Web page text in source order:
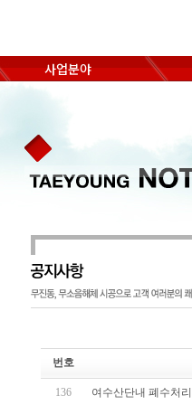
사업분야
saw 절단 Wall saw 절단 Wire saw 절단
번호
136 여수산단내 폐수처